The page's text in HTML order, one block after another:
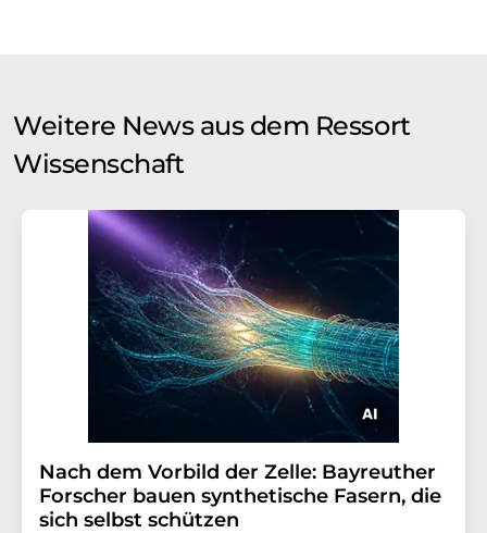
Weitere News aus dem Ressort
Wissenschaft
Nach dem Vorbild der Zelle: Bayreuther
Forscher bauen synthetische Fasern, die
sich selbst schützen